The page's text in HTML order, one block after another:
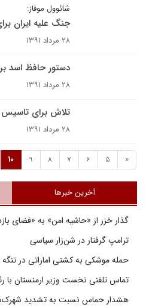
شائوول موفاز:
جنگ علیه ایران
۲۸ مرداد ۱۳۹۱
دستور حافظ اسد
۲۸ مرداد ۱۳۹۱
تلاش برای تاسیس
۲۸ مرداد ۱۳۹۱
«
5
6
7
8
9
10
آخرین خبرها
گذار خزر از «حاشیه امن» به «فضای
ترامپ گرفتار در شن‌زار سیاسی
حمله موشکی به کشتی اماراتی در تنگه
تماس تلفنی نخست وزیر ارمنستان با
هشدار حماس نسبت به تشدید